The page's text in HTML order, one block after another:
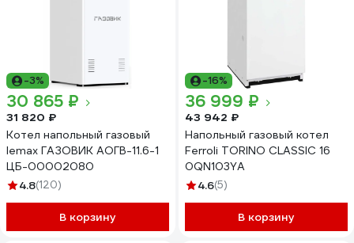
-3%
30 865 ₽
31 820 ₽
Котел напольный газовый
lemax ГАЗОВИК АОГВ-11.6-1
ЦБ-00002080
4.8(120)
В корзину
-16%
36 999 ₽
43 942 ₽
Напольный газовый котел
Ferroli TORINO CLASSIC 16
0QN103YA
4.6(5)
В корзину